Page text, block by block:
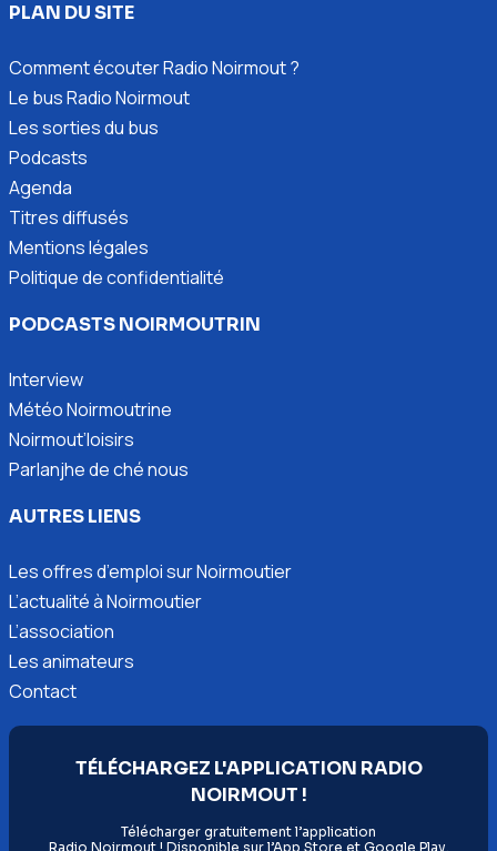
PLAN DU SITE
Comment écouter Radio Noirmout ?
Le bus Radio Noirmout
Les sorties du bus
Podcasts
Agenda
Titres diffusés
Mentions légales
Politique de confidentialité
PODCASTS NOIRMOUTRIN
Interview
Météo Noirmoutrine
Noirmout’loisirs
Parlanjhe de ché nous
AUTRES LIENS
Les offres d’emploi sur Noirmoutier
L’actualité à Noirmoutier
L’association
Les animateurs
Contact
TÉLÉCHARGEZ L'APPLICATION RADIO
NOIRMOUT !
Télécharger gratuitement l’application
Radio Noirmout ! Disponible sur l’App Store et Google Play.